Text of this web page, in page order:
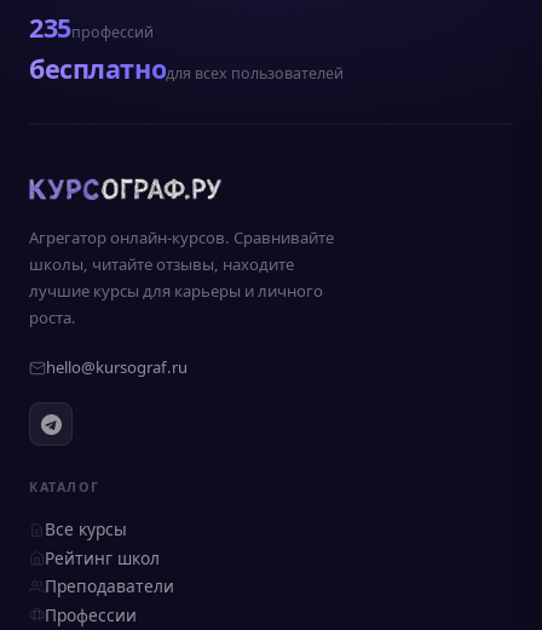
235профессий
бесплатнодля всех пользователей
Агрегатор онлайн-курсов. Сравнивайте
школы, читайте отзывы, находите
лучшие курсы для карьеры и личного
роста.
hello@kursograf.ru
КАТАЛОГ
Все курсы
Рейтинг школ
Преподаватели
Профессии